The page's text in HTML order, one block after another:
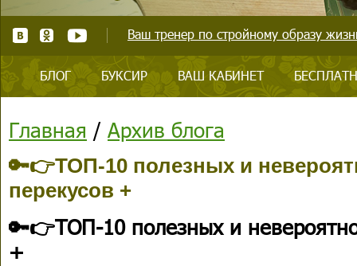
Ваш тренер по стройному образу
БЛОГ БУКСИР ВАШ КАБИНЕТ
Главная / Архив блога
🔑👉ТОП-10 полезных и
перекусов +
🔑👉ТОП-10 полезных и
+